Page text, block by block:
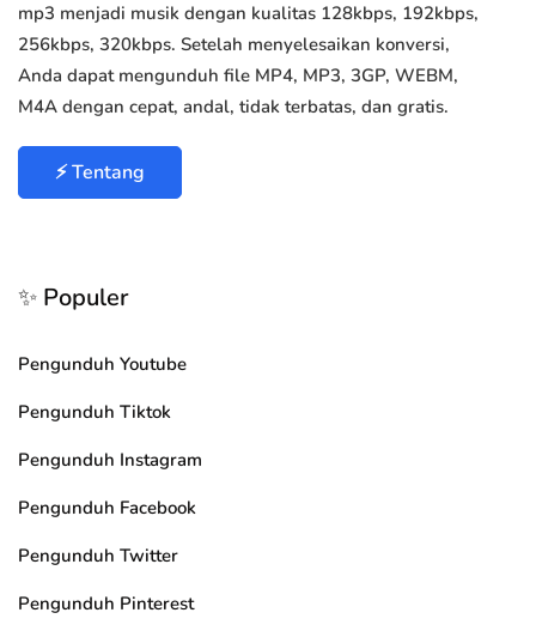
mp3 menjadi musik dengan kualitas 128kbps, 192kbps,
256kbps, 320kbps. Setelah menyelesaikan konversi,
Anda dapat mengunduh file MP4, MP3, 3GP, WEBM,
M4A dengan cepat, andal, tidak terbatas, dan gratis.
⚡ Tentang
✨ Populer
Pengunduh Youtube
Pengunduh Tiktok
Pengunduh Instagram
Pengunduh Facebook
Pengunduh Twitter
Pengunduh Pinterest